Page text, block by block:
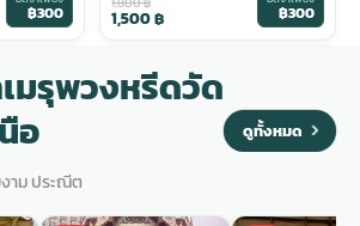
฿300 1,500฿ ฿300
มรุพวงหรีดวัด
อ
าม ประณีต
ดูทั้งหมด